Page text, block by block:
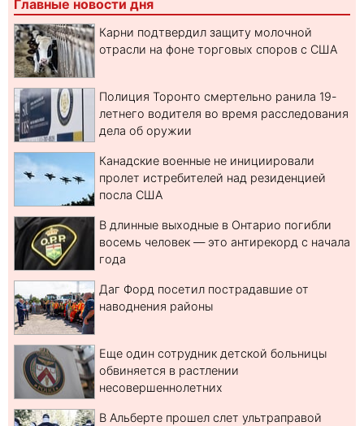
Главные новости дня
Карни подтвердил защиту молочной
отрасли на фоне торговых споров с США
Полиция Торонто смертельно ранила 19-
летнего водителя во время расследования
дела об оружии
Канадские военные не инициировали
пролет истребителей над резиденцией
посла США
В длинные выходные в Онтарио погибли
восемь человек — это антирекорд с начала
года
Даг Форд посетил пострадавшие от
наводнения районы
Еще один сотрудник детской больницы
обвиняется в растлении
несовершеннолетних
В Альберте прошел слет ультраправой